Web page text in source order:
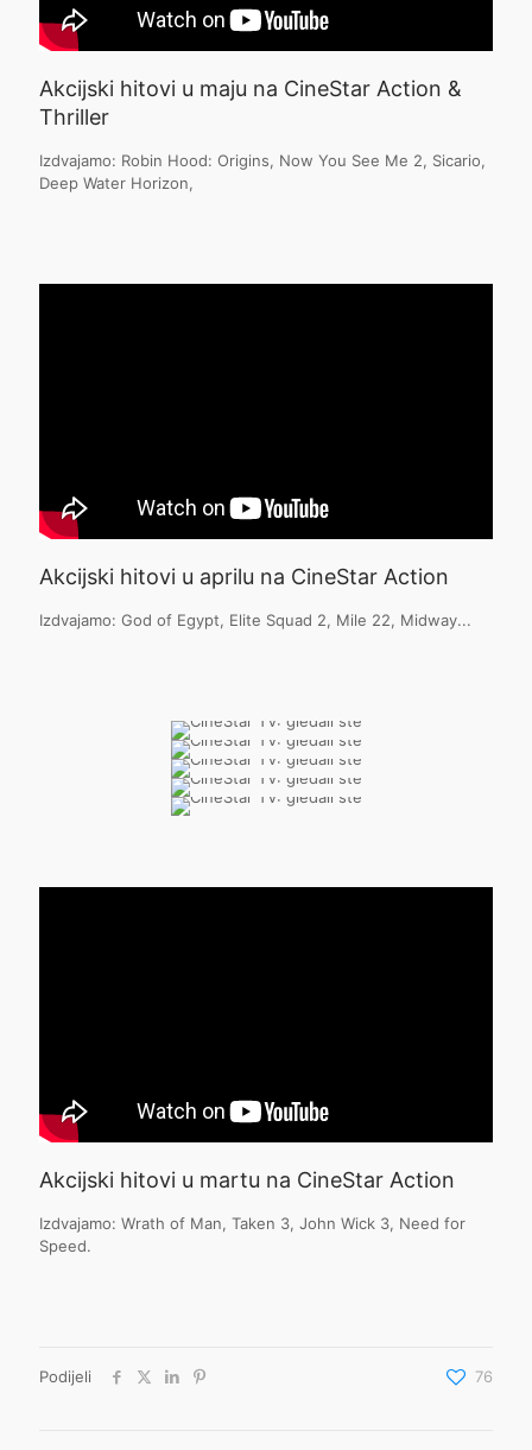
Akcijski hitovi u maju na CineStar Action &
Thriller
Izdvajamo: Robin Hood: Origins, Now You See Me 2, Sicario,
Deep Water Horizon,
Akcijski hitovi u aprilu na CineStar Action
Izdvajamo: God of Egypt, Elite Squad 2, Mile 22, Midway...
Akcijski hitovi u martu na CineStar Action
Izdvajamo: Wrath of Man, Taken 3, John Wick 3, Need for
Speed.
Podijeli 76